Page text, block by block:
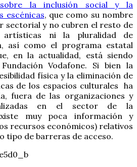
sobre la inclusión social y la
escénicas, que como su nombre
sectorial y no cubren el resto de
artísticas ni la pluralidad de
así como el programa estatal
en la actualidad, está siendo
Vodafone. Si bien la
física y la eliminación de
de los espacios culturales ha
fuera de las organizaciones y
en el sector de la
muy poca información y
recursos económicos) relativos
tipo de barreras de acceso.